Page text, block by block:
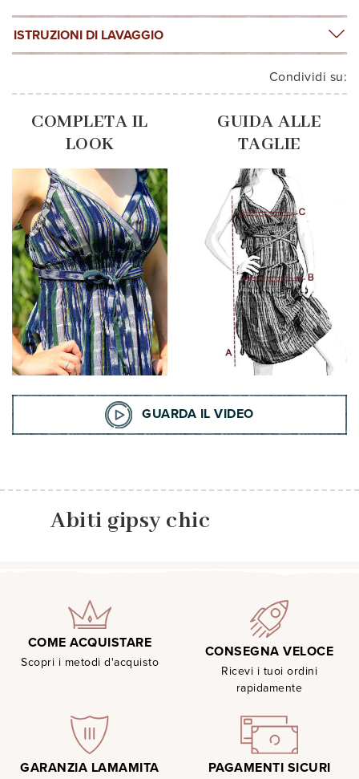
ISTRUZIONI DI LAVAGGIO
Condividi su:
COMPLETA IL
LOOK
GUIDA ALLE
TAGLIE
GUARDA IL VIDEO
Abiti gipsy chic
COME ACQUISTARE
Scopri i metodi d'acquisto
CONSEGNA VELOCE
Ricevi i tuoi ordini
rapidamente
GARANZIA LAMAMITA PAGAMENTI SICURI